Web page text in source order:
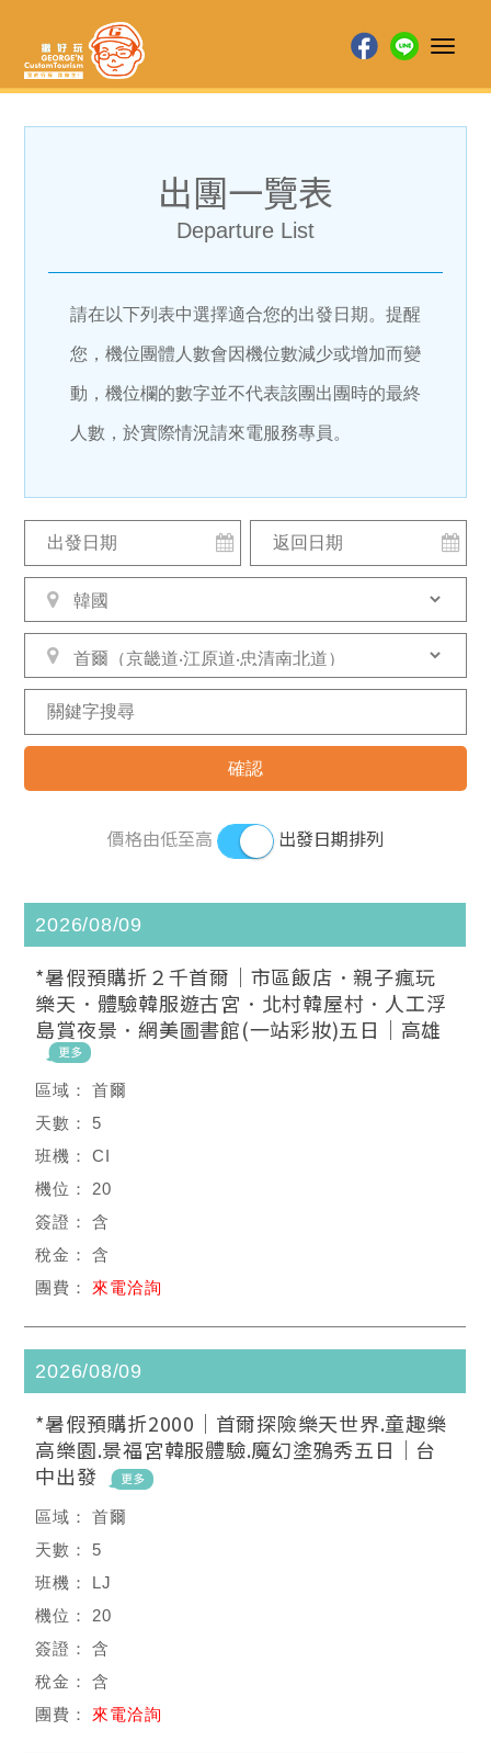
出團一覽表
Departure List
請在以下列表中選擇適合您的出發日期。提醒
您，機位團體人數會因機位數減少或增加而變
動，機位欄的數字並不代表該團出團時的最終
人數，於實際情況請來電服務專員。
價格由低至高 出發日期排列
2026/08/09
*暑假預購折２千首爾｜市區飯店．親子瘋玩
樂天．體驗韓服遊古宮．北村韓屋村．人工浮
島賞夜景．網美圖書館(一站彩妝)五日｜高雄
首爾
5
CI
20
含
含
來電洽詢
2026/08/09
*暑假預購折2000｜首爾探險樂天世界.童趣樂
高樂園.景福宮韓服體驗.魔幻塗鴉秀五日｜台
中出發
首爾
5
LJ
20
含
含
來電洽詢